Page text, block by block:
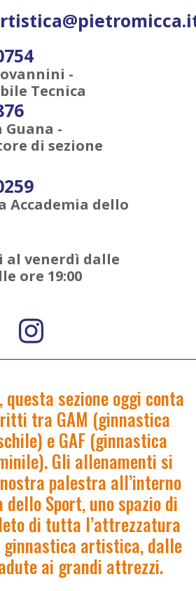
-
Tecnica
Guana -
di sezione
Accademia dello
al venerdì dalle
ore 19:00
sezione oggi conta
tra GAM (ginnastica
e GAF (ginnastica
Gli allenamenti si
palestra all’interno
dello Sport, uno spazio di
di tutta l’attrezzatura
ginnastica artistica, dalle
ai grandi attrezzi.